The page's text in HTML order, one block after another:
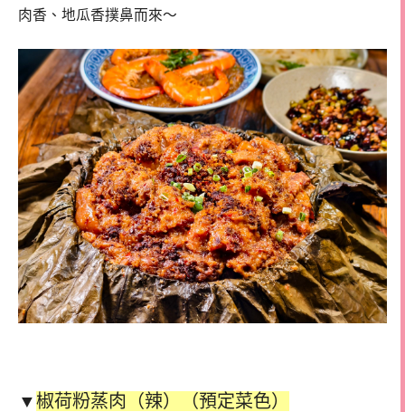
肉香、地瓜香撲鼻而來～
▼椒荷粉蒸肉（辣）（預定菜色）